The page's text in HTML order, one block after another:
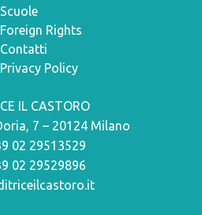
Scuole
Foreign Rights
Contatti
Privacy Policy
IL CASTORO
7 – 20124 Milano
02 29513529
02 29529896